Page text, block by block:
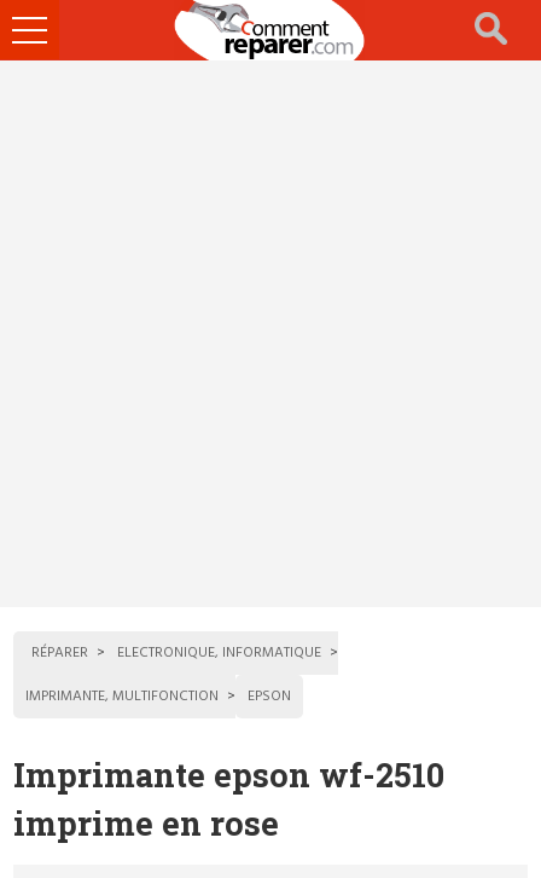
Ouvrir
le
RÉPARER
ELECTRONIQUE, INFORMATIQUE
IMPRIMANTE, MULTIFONCTION
EPSON
Imprimante epson wf-2510
imprime en rose